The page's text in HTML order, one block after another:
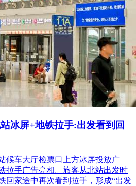
冰屏+地铁拉手:出发看到回
候车大厅检票口上方冰屏投放广
拉手广告亮相。旅客从北站出发时
回家途中再次看到拉手，形成“出发